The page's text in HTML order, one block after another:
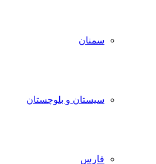
سمنان
سیستان و بلوچستان
فارس